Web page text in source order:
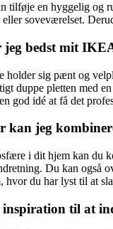
en hyggelig og
soveværelset.
bedst mit
sig pænt og
duppe pletten med
god idé at få det
jeg
i dit hjem kan du
Du kan også
hvor du har lyst til at
til at